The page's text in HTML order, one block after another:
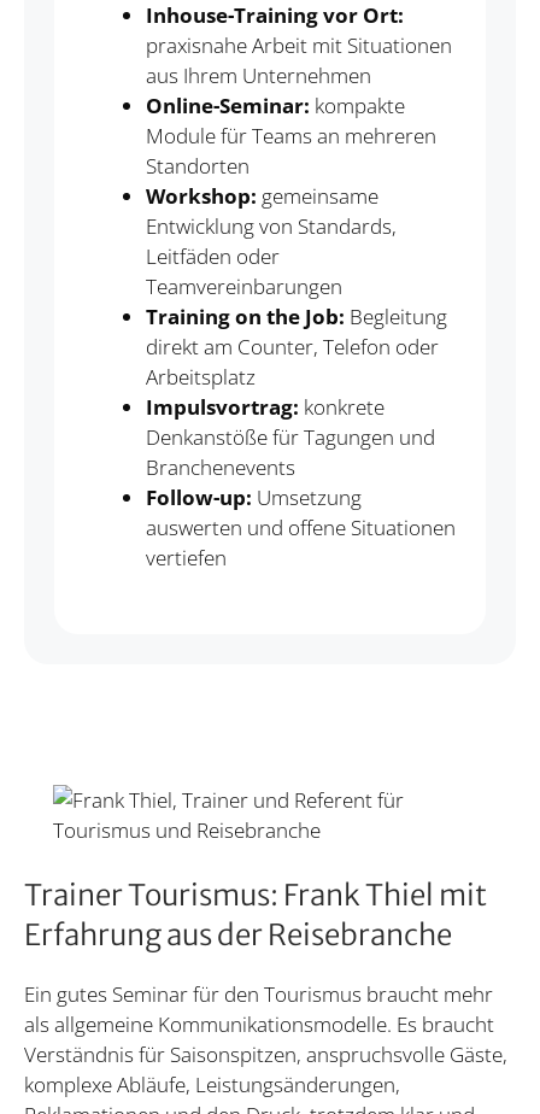
Inhouse-Training vor Ort:
praxisnahe Arbeit mit Situationen
aus Ihrem Unternehmen
Online-Seminar: kompakte
Module für Teams an mehreren
Standorten
Workshop: gemeinsame
Entwicklung von Standards,
Leitfäden oder
Teamvereinbarungen
Training on the Job: Begleitung
direkt am Counter, Telefon oder
Arbeitsplatz
Impulsvortrag: konkrete
Denkanstöße für Tagungen und
Branchenevents
Follow-up: Umsetzung
auswerten und offene Situationen
vertiefen
Trainer Tourismus: Frank Thiel mit
Erfahrung aus der Reisebranche
Ein gutes Seminar für den Tourismus braucht mehr
als allgemeine Kommunikationsmodelle. Es braucht
Verständnis für Saisonspitzen, anspruchsvolle Gäste,
komplexe Abläufe, Leistungsänderungen,